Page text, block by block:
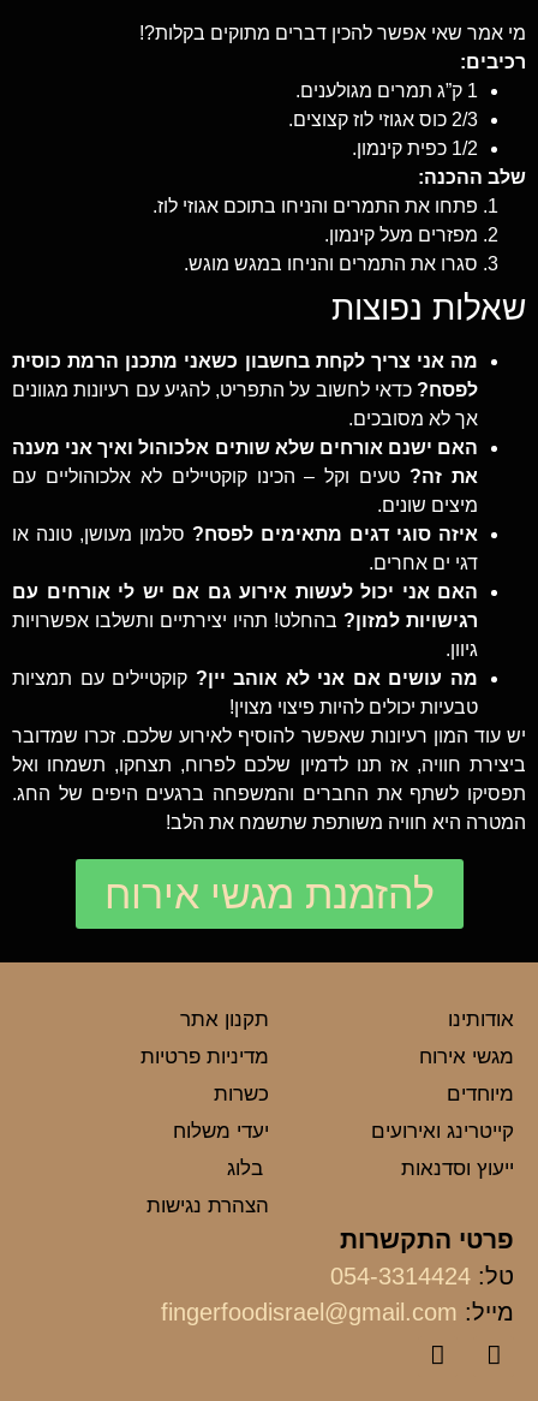
מי אמר שאי אפשר להכין דברים מתוקים בקלות?!
רכיבים:
1 ק”ג תמרים מגולענים.
2/3 כוס אגוזי לוז קצוצים.
1/2 כפית קינמון.
שלב ההכנה:
פתחו את התמרים והניחו בתוכם אגוזי לוז.
מפזרים מעל קינמון.
סגרו את התמרים והניחו במגש מוגש.
שאלות נפוצות
מה אני צריך לקחת בחשבון כשאני מתכנן הרמת כוסית
לפסח? כדאי לחשוב על התפריט, להגיע עם רעיונות מגוונים
אך לא מסובכים.
האם ישנם אורחים שלא שותים אלכוהול ואיך אני מענה
את זה?טעים וקל – הכינו קוקטיילים לא אלכוהוליים עם
מיצים שונים.
איזה סוגי דגים מתאימים לפסח? סלמון מעושן, טונה או
דגי ים אחרים.
האם אני יכול לעשות אירוע גם אם יש לי אורחים עם
רגישויות למזון? בהחלט! תהיו יצירתיים ותשלבו אפשרויות
גיוון.
מה עושים אם אני לא אוהב יין? קוקטיילים עם תמציות
טבעיות יכולים להיות פיצוי מצוין!
יש עוד המון רעיונות שאפשר להוסיף לאירוע שלכם. זכרו שמדובר
ביצירת חוויה, אז תנו לדמיון שלכם לפרוח, תצחקו, תשמחו ואל
תפסיקו לשתף את החברים והמשפחה ברגעים היפים של החג.
המטרה היא חוויה משותפת שתשמח את הלב!
להזמנת מגשי אירוח
אודותינו
מגשי אירוח
מיוחדים
קייטרינג ואירועים
ייעוץ וסדנאות
תקנון אתר
מדיניות פרטיות
כשרות
יעדי משלוח
בלוג
הצהרת נגישות
פרטי התקשרות
טל: 054-3314424
מייל: fingerfoodisrael@gmail.com